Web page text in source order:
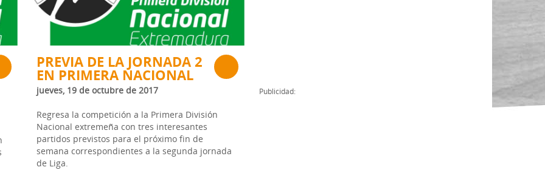
Formación Continua/Permanente
Clinic Entrenadores
Tarifas
Subvenciones
PREVIA DE LA JORNADA 2
EN PRIMERA NACIONAL
jueves, 19 de octubre de 2017
Regresa la competición a la Primera División
Nacional extremeña con tres interesantes
partidos previstos para el próximo fin de
semana correspondientes a la segunda jornada
de Liga.
Publicidad: